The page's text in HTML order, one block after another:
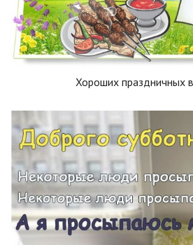
Хороших праздничных